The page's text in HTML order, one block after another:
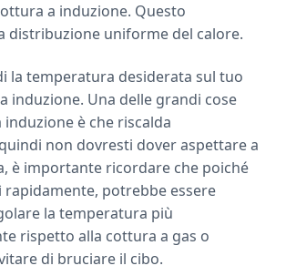
a induzione. Questo
distribuzione uniforme del calore.
la temperatura desiderata sul tuo
induzione. Una delle grandi cose
è che riscalda
non dovresti dover aspettare a
è importante ricordare che poiché
rapidamente, potrebbe essere
la temperatura più
rispetto alla cottura a gas o
di bruciare il cibo.